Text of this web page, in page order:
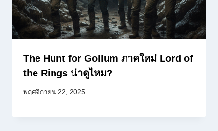
The Hunt for Gollum ภาคใหม่ Lord of
the Rings น่าดูไหม?
พฤศจิกายน 22, 2025